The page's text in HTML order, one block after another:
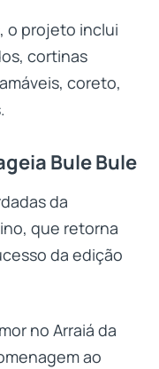
o projeto inclui
cortinas
coreto,
Bule Bule
da
que retorna
da edição
no Arraiá da
ao